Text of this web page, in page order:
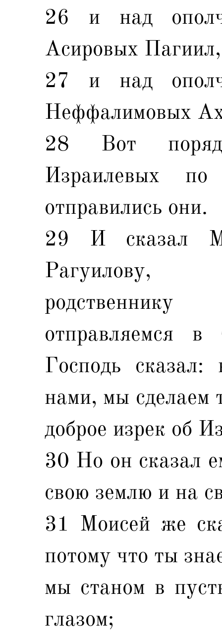
26 и над
Асировых
27 и над
Неффалимовых
28 Вот
Израилевых
отправились они.
29 И сказал
Рагуилову,
отправляемся
Господь
нами, мы сделаем
доброе изрек об
30 Но он сказал
свою землю и на
31 Моисей же
потому что ты
мы станом в
глазом;